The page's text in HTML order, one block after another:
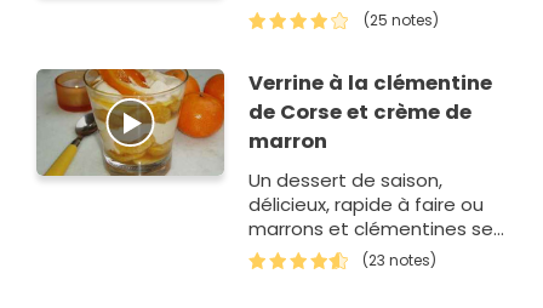
et léger !
(25 notes)
Verrine à la clémentine
de Corse et crème de
marron
Un dessert de saison,
délicieux, rapide à faire ou
marrons et clémentines se
marient à merveille!
(23 notes)